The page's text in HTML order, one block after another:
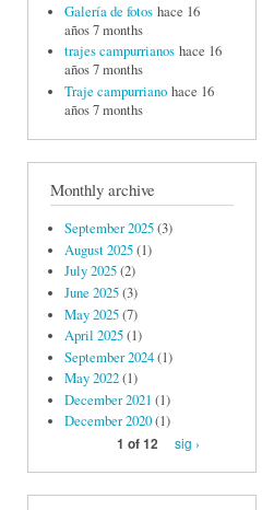
Galería de fotos hace 16
años 7 months
trajes campurrianos hace 16
años 7 months
Traje campurriano hace 16
años 7 months
Monthly archive
September 2025(3)
August 2025(1)
July 2025(2)
June 2025(3)
May 2025(7)
April 2025(1)
September 2024(1)
May 2022(1)
December 2021 (1)
December 2020(1)
1 of 12
sig ›